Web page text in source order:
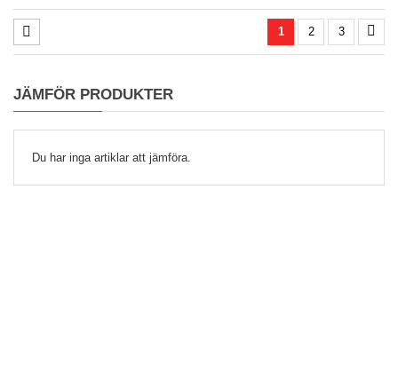
1 2 3
JÄMFÖR PRODUKTER
Du har inga artiklar att jämföra.